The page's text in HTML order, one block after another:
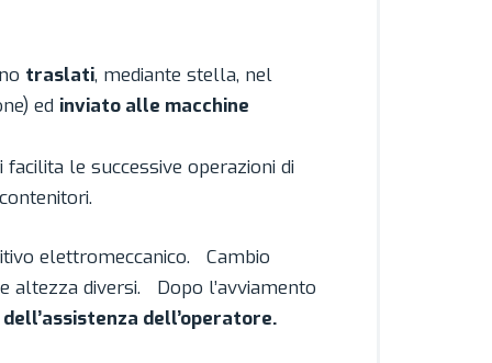
traslati, mediante stella, nel
ed inviato alle macchine
le successive operazioni di
elettromeccanico. Cambio
altezza diversi. Dopo l’avviamento
dell’operatore.